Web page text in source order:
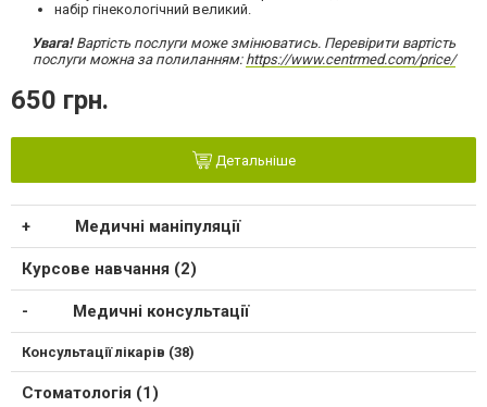
набір гінекологічний великий.
Увага! Вартість послуги може змінюватись. Перевірити вартість
послуги можна за полиланням: https://www.centrmed.com/price/
650 грн.
Детальніше
Медичні маніпуляції
Курсове навчання (2)
Медичні консультації
Консультації лікарів (38)
Стоматологія (1)